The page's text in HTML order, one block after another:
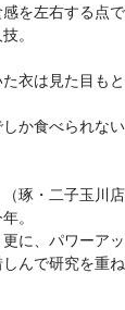
を左右する点で
。
衣は見た目も
か食べられな
琢・二子玉川
。
に、パワーアッ
んで研究を重